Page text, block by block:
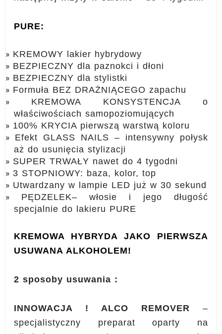
PURE:
KREMOWY lakier hybrydowy
BEZPIECZNY dla paznokci i dłoni
BEZPIECZNY dla stylistki
Formuła BEZ DRAŻNIĄCEGO zapachu
KREMOWA KONSYSTENCJA o
właściwościach samopoziomujących
100% KRYCIA pierwszą warstwą koloru
Efekt GLASS NAILS – intensywny połysk
aż do usunięcia stylizacji
SUPER TRWAŁY nawet do 4 tygodni
3 STOPNIOWY: baza, kolor, top
Utwardzany w lampie LED już w 30 sekund
PĘDZELEK– włosie i jego długość
specjalnie do lakieru PURE
KREMOWA HYBRYDA JAKO PIERWSZA
USUWANA ALKOHOLEM!
2 sposoby usuwania :
INNOWACJA ! ALCO REMOVER –
specjalistyczny preparat oparty na